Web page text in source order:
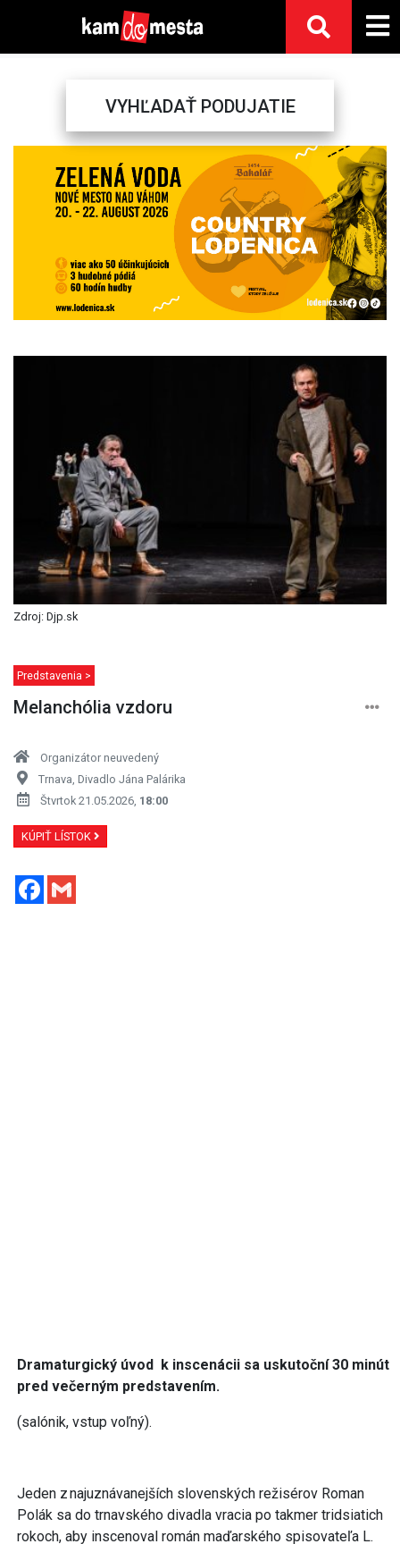
VYHĽADAŤ PODUJATIE
Next
Zdroj: Djp.sk
Predstavenia >
Melanchólia vzdoru
Organizátor neuvedený
Trnava, Divadlo Jána Palárika
Štvrtok 21.05.2026, 18:00
KÚPIŤ LÍSTOK
Facebook
Dramaturgický úvod k inscenácii sa uskutoční 30 minút
pred večerným predstavením.
(salónik, vstup voľný).
Jeden z najuznávanejších slovenských režisérov Roman
Polák sa do trnavského divadla vracia po takmer tridsiatich
rokoch, aby inscenoval román maďarského spisovateľa L.